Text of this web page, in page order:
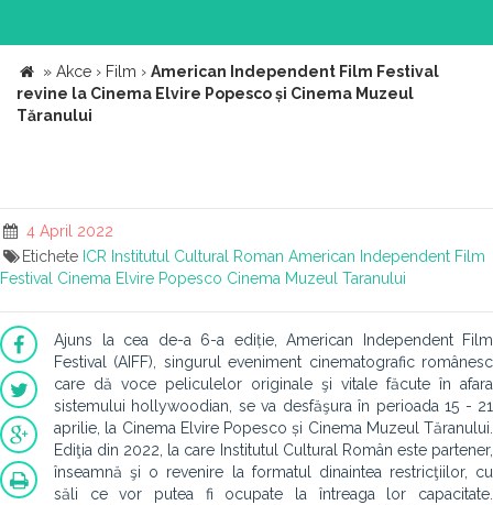
» Akce › Film › American Independent Film Festival
revine la Cinema Elvire Popesco și Cinema Muzeul
Tăranului
4 April 2022
Etichete ICR Institutul Cultural Roman American Independent Film
Festival
Cinema Elvire Popesco Cinema Muzeul Taranului
Ajuns la cea de-a 6-a ediție, American Independent Film
Festival (AIFF), singurul eveniment cinematografic românesc
care dă voce peliculelor originale şi vitale făcute în afara
sistemului hollywoodian, se va desfăşura în perioada 15 - 21
aprilie, la Cinema Elvire Popesco și Cinema Muzeul Tăranului.
Ediţia din 2022, la care Institutul Cultural Român este partener,
înseamnă şi o revenire la formatul dinaintea restricţiilor, cu
săli ce vor putea fi ocupate la întreaga lor capacitate.